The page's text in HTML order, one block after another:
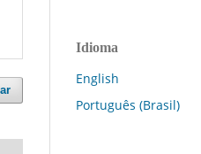
Idioma
English
Português (Brasil)